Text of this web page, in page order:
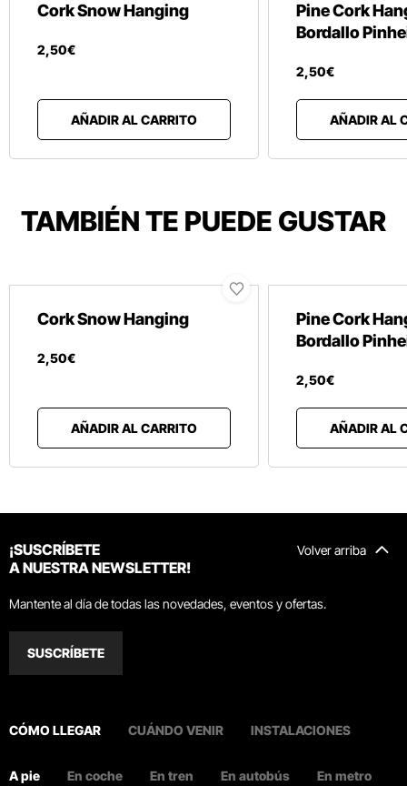
Cork Snow Hanging
2,50€
AÑADIR AL CARRITO
Pine Cork
Bordallo
2,50€
AÑADIR AL
TAMBIÉN TE PUEDE GUSTAR
Cork Snow Hanging
2,50€
AÑADIR AL CARRITO
Pine Cork
Bordallo
2,50€
AÑADIR AL
Volver arriba
¡SUSCRÍBETE
A NUESTRA NEWSLETTER!
Mantente al día de todas las novedades, eventos y ofertas.
SUSCRÍBETE
CÓMO LLEGAR CUÁNDO VENIR INSTALACIONES
A pie En coche En tren En autobús En metro